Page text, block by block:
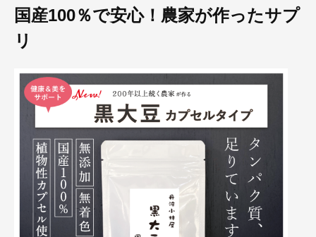
国産100％で安心！農家が作ったサプ
リ